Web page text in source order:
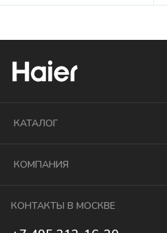
КАТАЛОГ
КОМПАНИЯ
КОНТАКТЫ В МОСКВЕ